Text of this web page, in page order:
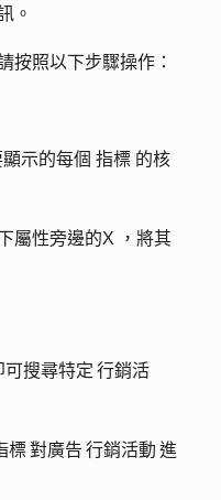
。
按照以下步驟操作：
示的每個 指標 的核
屬性旁邊的X ，將其
可搜尋特定 行銷活
標 對廣告 行銷活動 進